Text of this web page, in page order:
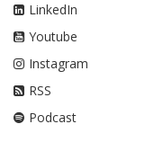
LinkedIn
Youtube
Instagram
RSS
Podcast